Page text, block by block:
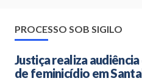
PROCESSO SOB SIGILO
Justiça realiza
de feminicídio em